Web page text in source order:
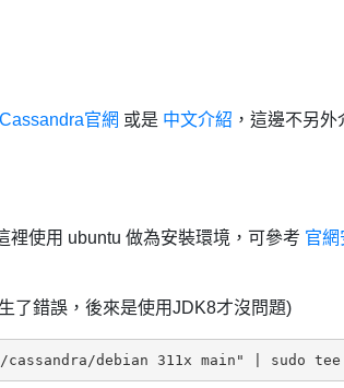
Cassandra官網 或是 中文介紹 ，這邊不另
裡使用 ubuntu 做為安裝環境，可參考 官網
了錯誤，後來是使用JDK8才沒問題)
cassandra/debian 311x main" |